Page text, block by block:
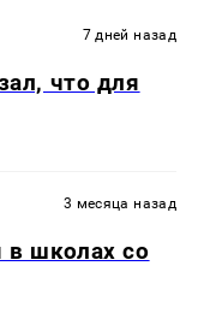
7 дней назад
что для
3 месяца назад
в школах со